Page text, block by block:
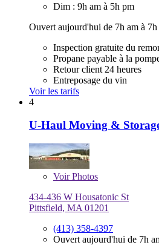
Dim : 9h am à 5h pm
Ouvert aujourd'hui de 7h am à
Inspection gratuite du
Propane payable à la
Retour client 24 heures
Entreposage du vin
Voir les tarifs
4
U-Haul Moving &
VoirPhotos
434-436 W Housatonic St
Pittsfield, MA 01201
(413) 358-4397
Ouvert aujourd'hui de 7h